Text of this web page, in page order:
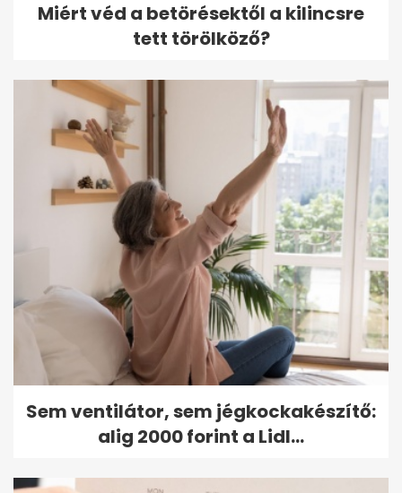
Miért véd a betörésektől a kilincsre
tett törölköző?
Sem ventilátor, sem jégkockakészítő:
alig 2000 forint a Lidl...